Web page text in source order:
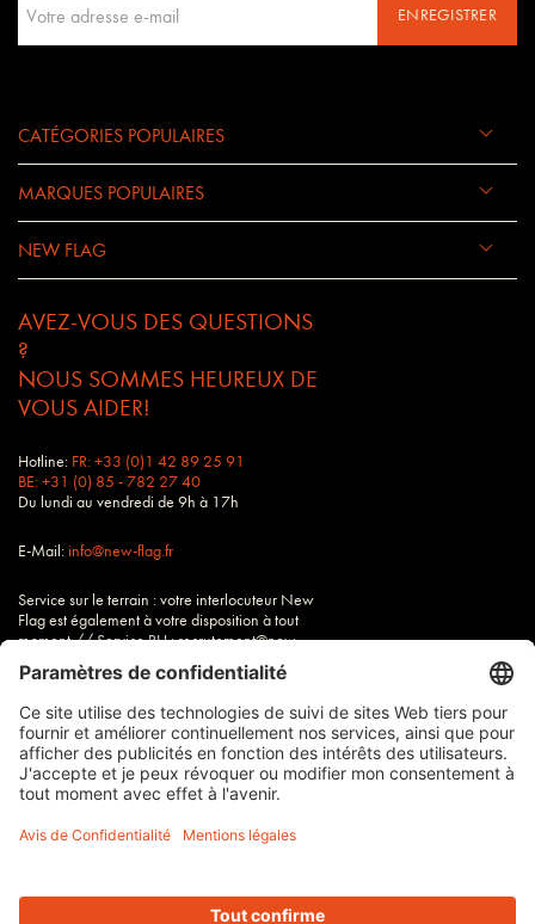
ENREGISTRER
CATÉGORIES POPULAIRES
MARQUES POPULAIRES
NEW FLAG
AVEZ-VOUS DES QUESTIONS
?
NOUS SOMMES HEUREUX DE
VOUS AIDER!
Hotline: FR: +33 (0)1 42 89 25 91
BE: +31 (0) 85 - 782 27 40
Du lundi au vendredi de 9h à 17h
E-Mail:info@new-flag.fr
Service sur le terrain : votre interlocuteur New
Flag est également à votre disposition à tout
moment // Service RH : recrutement@new-
flag.fr
Tous nos tarifs sont hors TVA